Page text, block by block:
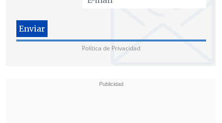
Política de Privacidad